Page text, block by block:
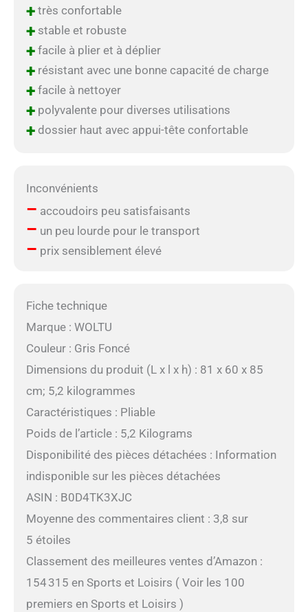
+très confortable
+stable et robuste
+facile à plier et à déplier
+résistant avec une bonne capacité de charge
+facile à nettoyer
+polyvalente pour diverses utilisations
+dossier haut avec appui-tête confortable
Inconvénients
– accoudoirs peu satisfaisants
– un peu lourde pour le transport
– prix sensiblement élevé
Fiche technique
Marque : WOLTU
Couleur : Gris Foncé
Dimensions du produit (L x l x h) : 81 x 60 x 85
cm; 5,2 kilogrammes
Caractéristiques : Pliable
Poids de l’article : 5,2 Kilograms
Disponibilité des pièces détachées : Information
indisponible sur les pièces détachées
ASIN : B0D4TK3XJC
Moyenne des commentaires client : 3,8 sur
5 étoiles
Classement des meilleures ventes d’Amazon :
154 315 en Sports et Loisirs ( Voir les 100
premiers en Sports et Loisirs )